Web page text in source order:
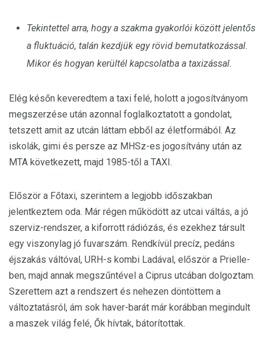
Tekintettel arra, hogy a szakma gyakorlói között jelentős
a fluktuáció, talán kezdjük egy rövid bemutatkozással.
Mikor és hogyan kerültél kapcsolatba a taxizással.
Elég későn keveredtem a taxi felé, holott a jogosítványom
megszerzése után azonnal foglalkoztatott a gondolat,
tetszett amit az utcán láttam ebből az életformából. Az
iskolák, gimi és persze az MHSz-es jogosítvány után az
MTA következett, majd 1985-től a TAXI.
Először a Főtaxi, szerintem a legjobb időszakban
jelentkeztem oda. Már régen működött az utcai váltás, a jó
szerviz-rendszer, a kiforrott rádiózás, és ezekhez társult
egy viszonylag jó fuvarszám. Rendkívül precíz, pedáns
éjszakás váltóval, URH-s kombi Ladával, először a Prielle-
ben, majd annak megszűntével a Ciprus utcában dolgoztam.
Szerettem azt a rendszert és nehezen döntöttem a
változtatásról, ám sok haver-barát már korábban megindult
a maszek világ felé, Ők hívtak, bátorítottak.